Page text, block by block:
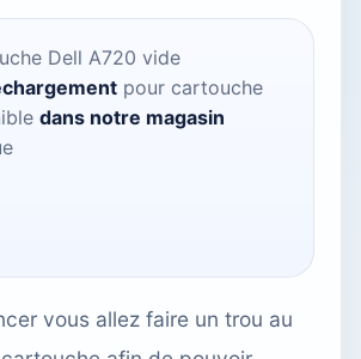
Dell A720 vide
pour cartouche
dans notre magasin
vous allez faire un trou au